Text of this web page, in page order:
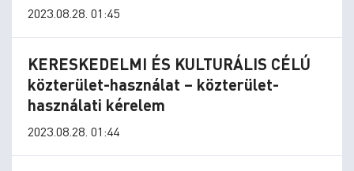
2023.08.28. 01:45
KERESKEDELMI ÉS KULTURÁLIS CÉLÚ
közterület-használat – közterület-
használati kérelem
2023.08.28. 01:44